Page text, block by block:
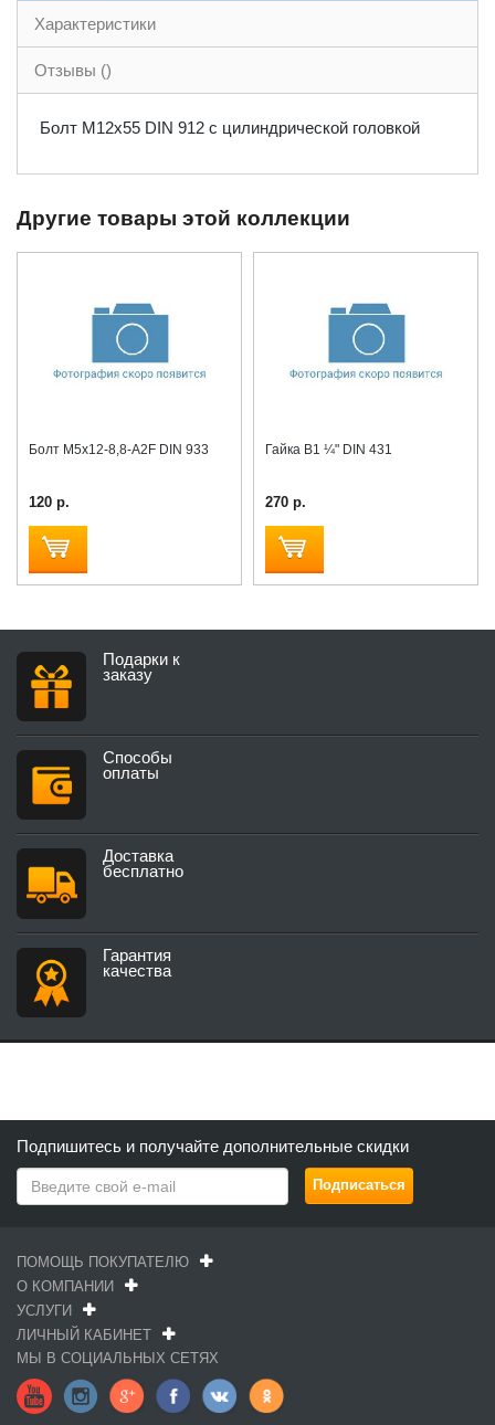
Характеристики
Отзывы ()
Болт М12x55 DIN 912 с цилиндрической головкой
Другие товары этой коллекции
Болт М5x12-8,8-A2F DIN 933
120 р.
Гайка B1 ¼" DIN 431
270 р.
Подарки к
заказу
Способы
оплаты
Доставка
бесплатно
Гарантия
качества
Подпишитесь и получайте дополнительные скидки
ПОМОЩЬ ПОКУПАТЕЛЮ
О КОМПАНИИ
УСЛУГИ
ЛИЧНЫЙ КАБИНЕТ
МЫ В СОЦИАЛЬНЫХ СЕТЯХ